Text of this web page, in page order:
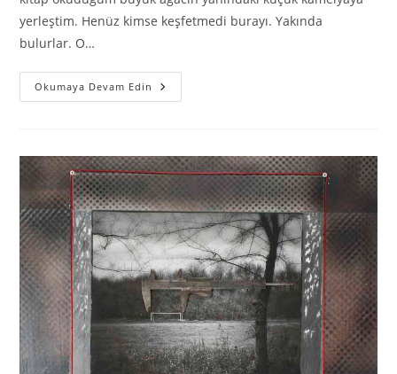
yerleştim. Henüz kimse keşfetmedi burayı. Yakında
bulurlar. O…
Okumaya Devam Edin